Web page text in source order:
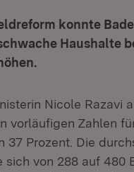
konnte
Haushalte
Nicole Razavi
vorläufigen Zahlen
37 Prozent. Die
von 288 auf 480